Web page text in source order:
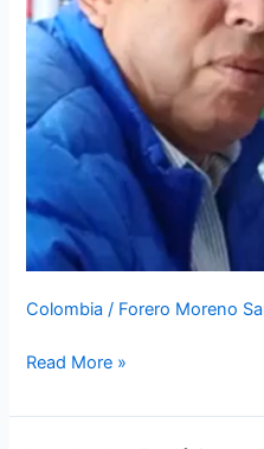
Colombia / Forero Moreno
Read More »